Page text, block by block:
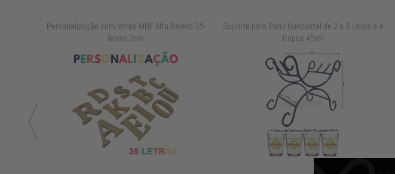
Personalização com letras MDF Alto Relevo 35
letras 2cm
Suporte para Barril Horizontal de 2 a 3 Litros e 4
Copos 45ml